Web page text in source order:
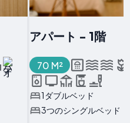
アパート - 1階
70 M²
1ダブルベッド
3つのシングルベッド